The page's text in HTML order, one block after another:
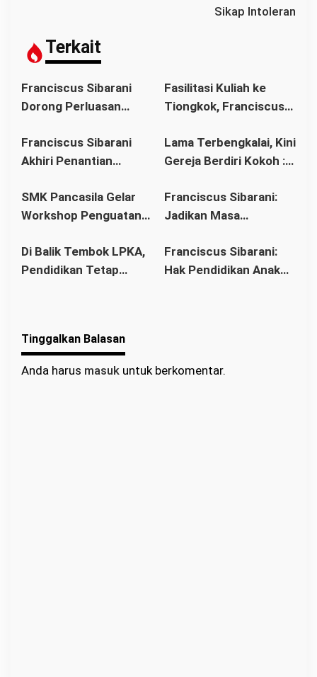
p
o
s
Sikap Intoleran
Terkait
Franciscus Sibarani
Dorong Perluasan
sebagai Upaya Cegah
Pernikahan Dini di
Fasilitasi Kuliah ke
Tiongkok, Franciscus
Tua Dukung Pendidikan
Anak
Franciscus Sibarani
Akhiri Penantian
Bawat Keuskupan
Agung Pontianak,
Berdiri
Lama Terbengkalai, Kini
Gereja Berdiri Kokoh :
Wujudkan Politik
Bonum Commune di
Pahonk LANDAK
SMK Pancasila Gelar
Workshop Penguatan
Standar Nasional
Pendidikan
Franciscus Sibarani:
Jadikan Masa
Titik Balik Menata
Masa Depan
Di Balik Tembok LPKA,
Pendidikan Tetap
dan C
Franciscus Sibarani:
Hak Pendidikan Anak
Tinggalkan Balasan
Anda harus masuk untuk berkomentar.